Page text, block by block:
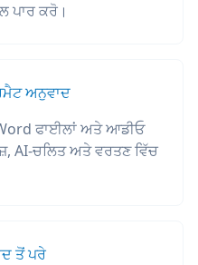
ਪਾਰ ਕਰੋ।
ਅਨੁਵਾਦ
Word ਫਾਈਲਾਂ ਅਤੇ ਆਡੀਓ
AI-ਚਲਿਤ ਅਤੇ ਵਰਤਣ ਵਿੱਚ
ਤੋਂ ਪਰੇ